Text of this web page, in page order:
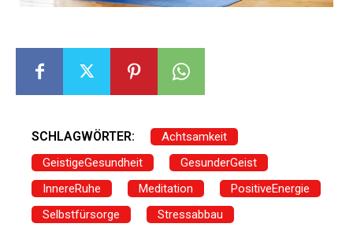
SCHLAGWÖRTER:
Achtsamkeit
GeistigeGesundheit
GesunderGeist
InnereRuhe
Meditation
PositiveEnergie
Selbstfürsorge
Stressabbau